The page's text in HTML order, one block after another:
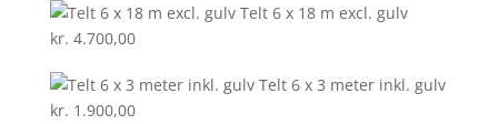
Telt 6 x 18 m excl. gulv
kr. 4.700,00
Telt 6 x 3 meter inkl. gulv
kr. 1.900,00